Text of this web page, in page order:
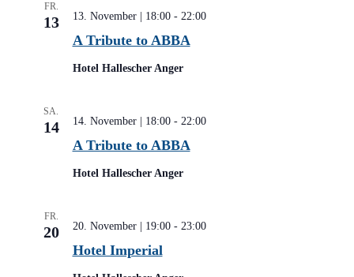
FR.
13
A Tribute to ABBA
13. November | 18:00- 22:00
Hotel Hallescher Anger
SA.
14
A Tribute to ABBA
14. November | 18:00- 22:00
Hotel Hallescher Anger
FR.
20
Hotel Imperial
20. November | 19:00- 23:00